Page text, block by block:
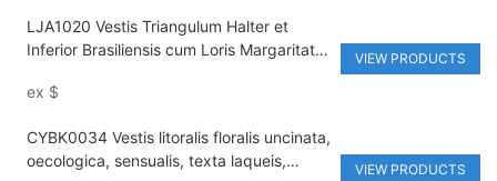
LJA1020 Vestis Triangulum Halter et
Inferior Brasiliensis cum Loris Margaritatis
Adaptabile ad Vestis Balnearia Littoralis
ex $
VIEW PRODUCTS
CYBK0034 Vestis litoralis floralis uncinata,
oecologica, sensualis, texta laqueis,
VIEW PRODUCTS